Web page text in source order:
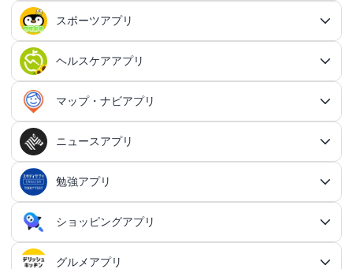
放置系RPGアプリ
美少女RPGアプリ
カードRPGアプリ
クイズRPGアプリ
カジュアルRPGアプリ
シューティングゲームアプリ
MOBAアプリ
ステルスゲームアプリ
箱庭シミュレーションアプリ
恋愛シミュレーションアプリ
歴史シミュレーションアプリ
メタバース体験シミュレーションゲームアプリ
協力・マルチプレイアプリ
FPSアプリ
TPSアプリ
オンラインシューティングアプリ
縦スクシューティングアプリ
横スクシューティングアプリ
スナイパーゲームアプリ
アドベンチャーゲームアプリ総合
ミステリーアドベンチャーアプリ
ホラーアドベンチャーアプリ
サウンドノベルアプリ
サバイバルアドベンチャーアプリ
パズル・脳トレアプリ
パズル・脳トレアプリ総合
パズルゲームアプリ
脱出ゲームアプリ
クイズゲームアプリ
脳トレゲームアプリ
間違い探し・探し物ゲームアプリ
音楽ゲームアプリ
音楽ゲームアプリ総合
手持ち曲で遊ぶ音ゲーアプリ
ボカロ曲収録音ゲーアプリ
リズムタップゲームアプリ
オープンワールドアプリ
オープンワールドアプリ総合
3Dサンドボックスアプリ
カジュアルゲームアプリ
クレーンゲームアプリ
放置系ゲームアプリ
バカゲー・奇ゲーアプリ
育成ゲームアプリ
育成ゲームアプリ総合
恋愛ゲームアプリ総合
キャラゲーアプリ
クレジットカードアプリ
投資アプリ
確定申告アプリ
ギャンブルの管理アプリ
写真カレンダーアプリ
鍵付き日記アプリ
シンプルな日記アプリ
終活アプリ
レシートポイ活アプリ
歩いてお金を稼ぐアプリ
登録でお金がもらえるアプリ
動画を見るだけで稼ぐアプリ
ポイ活ニュースアプリ
カレンダーアプリ
リマインダーアプリ
時計アプリ
タイマーアプリ
ライフログアプリ
持ち物管理アプリ
生理周期アプリ
体重管理アプリ
血圧記録アプリ
体温記録アプリ
家事アプリ
家事アプリ総合
料理アプリ
掃除アプリ
洗濯アプリ
家事分担アプリ
育児アプリ
育児アプリ総合
育児記録アプリ
知育アプリ
子育てSNSアプリ
防犯アプリ
防犯アプリ総合
防犯ブザーアプリ
防災アプリ
緊急地震速報アプリ
メモアプリ
メモアプリ総合
電卓アプリ
プロジェクト管理アプリ
QRコード作成アプリ
janコード検索アプリ
翻訳カメラアプリ
議事録アプリ
議事録アプリ総合
文字起こしアプリ
高音質ボイスレコーダーアプリ
顧客管理アプリ
顧客管理アプリ総合
ファイル管理アプリ
ファイル管理アプリ総合
クラウド保存・共有アプリ
PDFアプリ
ファイルマネージャーアプリ
オフィスソフトアプリ
名刺管理アプリ
名刺管理アプリ総合
会計アプリ
会計アプリ総合
請求書アプリ
小売・卸売支援ツールアプリ
在庫管理アプリ
レジアプリ
思考整理アプリ
転職アプリ
30代向けマッチングアプリ
40代向けマッチングアプリ
60代・シニア向けマッチングアプリ
カップルアプリ
カップルアプリ総合
カップルSNSアプリ
記念日アプリ
デートアプリ
デートスポットアプリ
恋愛診断アプリ
恋愛相談アプリ
女性の悩み解決アプリ
オートクリッカーアプリ
ネットワークアプリ
スピードテストアプリ
VPNアプリ
テザリングアプリ
スマホ最適化アプリ
スマホ最適化アプリ総合
メモリの確認／解放アプリ
セキュリティアプリ
パスワード管理アプリ
セキュリティ対策アプリ
VPNアプリ
キーボードアプリ
キーボードアプリ総合
文字起こしアプリ
顔文字・絵文字アプリ
日本語入力アプリ
画面の設定アプリ
ホーム画面アプリ
ウィジェットカスタマイズアプリ
音の設定アプリ
録音アプリ
着信音アプリ
SNSアプリ
SNSアプリ総合
X（Twitter）アプリ
LINEアプリ
マストドンアプリ
写真投稿SNSアプリ
動画投稿SNSアプリ
Instagramアプリ
メールアプリ
フリーメールアプリ
チャットアプリ
チャットアプリ総合
SMSアプリ
お絵描きチャットアプリ
ボイス・ビデオチャットアプリ
電話アプリ
電話アプリ総合
ビデオ通話アプリ
電話帳アプリ
掲示板アプリ
掲示板アプリ総合
ゲーム募集アプリ
地元コミュニティアプリ
アイコン画像アプリ
アイコン画像アプリ総合
アバター・似顔絵アプリ
年賀状・カードアプリ
年賀状アプリ
美容ファッションアプリ総合
ヘア・メイク・ネイルアプリ
メイク・スキンケアアプリ
ネイルアプリ
ファッションアプリ
コーデの参考アプリ
服デザインアプリ
着回し術アプリ
ボディケア・エステアプリ
女性向けダイエットアプリ
整形アプリ
スポーツアプリ
スポーツアプリ総合
陸上競技アプリ
陸上競技アプリ総合
ウォーキングアプリ
ランニングアプリ
自転車アプリ
ジョギング・サイクリングの道を記録アプリ
テニスアプリ
ライトアプリ
ライトアプリ総合
野球アプリ
野球アプリ総合
ボウリングアプリ
ヘルスケアアプリ
ヘルスケアアプリ総合
健康管理アプリ
健康管理アプリ総合
体重管理アプリ
睡眠アプリ
妊娠・出産アプリ
認知症・物忘れ防止アプリ総合
ダイエットアプリ
マップ・ナビアプリ
マップ・ナビアプリ総合
ドライブアプリ
バイクナビアプリ
鉄道アプリ
旅行アプリ
ニュースアプリ
ニュースアプリ総合
スポーツニュースアプリ
スポーツニュースアプリ総合
天気アプリ
勉強アプリ
勉強アプリ総合
語学アプリ
ショッピングアプリ
ショッピングアプリ総合
グルメアプリ